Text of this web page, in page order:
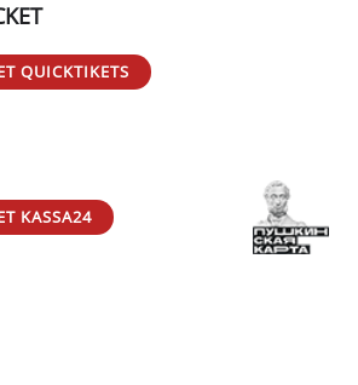
QUICKTIKETS
KASSA24